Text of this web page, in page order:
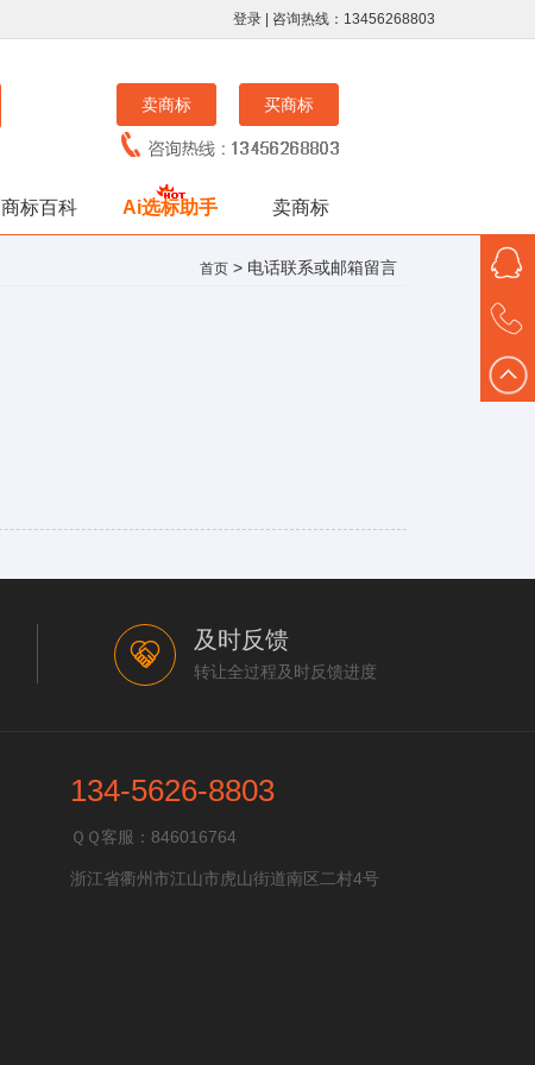
登录 | 咨询热线：13456268803
卖商标 买商标
商标百科 Ai选标助手 卖商标
首页 > 电话联系或邮箱留言
及时反馈
转让全过程及时反馈进度
134-5626-8803
ＱＱ客服： 846016764
浙江省衢州市江山市虎山街道南区二村4号